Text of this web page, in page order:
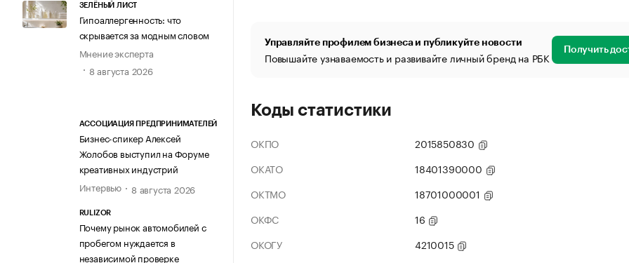
ЗЕЛЁНЫЙ ЛИСТ
Гипоаллергенность: что
скрывается за модным словом
Мнение эксперта
8 августа 2026
АССОЦИАЦИЯ ПРЕДПРИНИМАТЕЛЕЙ
Бизнес-спикер Алексей
Жолобов выступил на Форуме
креативных индустрий
Интервью
8 августа 2026
RULIZOR
Почему рынок автомобилей с
пробегом нуждается в
независимой проверке
Управляйте профилем бизнеса и публикуйте новости
Повышайте узнаваемость и развивайте личный бренд на РБК Получить
Коды статистики
ОКПО
2015850830
ОКАТО
18401390000
ОКТМО
18701000001
ОКФС
16
ОКОГУ
4210015